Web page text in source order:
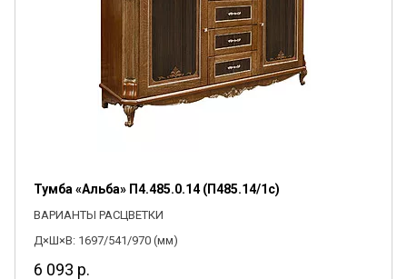
Тумба «Альба» П4.485.0.14 (П485.14/1с)
ВАРИАНТЫ РАСЦВЕТКИ
Д×Ш×В: 1697/541/970 (мм)
6 093 р.